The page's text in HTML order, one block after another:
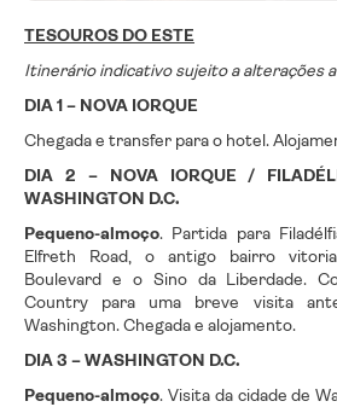
TESOUROS DO ESTE
Itinerário indicativo sujeito a alterações
DIA 1 – NOVA IORQUE
Chegada e transfer para o hotel.
DIA 2 – NOVA IORQUE /
WASHINGTON D.C.
Pequeno-almoço. Partida para
Elfreth Road, o antigo bairro
Boulevard e o Sino da Liberdade.
Country para uma breve visita
Washington. Chegada e alojamento.
DIA 3 – WASHINGTON D.C.
Pequeno-almoço. Visita da cidade de